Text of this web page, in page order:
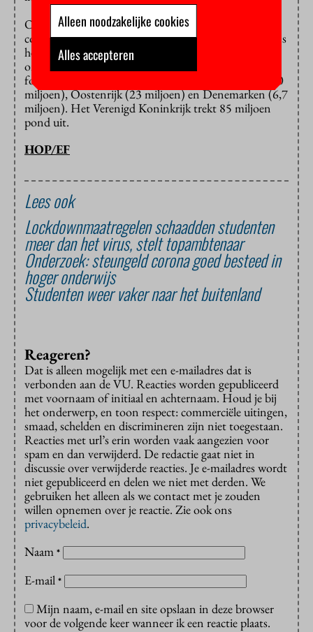
Ook andere Europese landen investeren in
coronaonderzoek. Duitsland bijvoorbeeld
volgens
het kabinet 150 miljoen euro beschikbaar voor
onderzoek bij medische universiteiten. Er wordt ook
fors geïnvesteerd in Frankrijk (50 miljoen), Spanje (30
miljoen), Oostenrijk (23 miljoen) en Denemarken (6,7
miljoen). Het Verenigd Koninkrijk trekt 85 miljoen
pond uit.
HOP/EF
Lees ook
Lockdownmaatregelen schaadden studenten
meer dan het virus, stelt topambtenaar
Onderzoek: steungeld corona goed besteed in
hoger onderwijs
Studenten weer vaker naar het buitenland
Reageren?
Dat is alleen mogelijk met een e-mailadres dat is
verbonden aan de VU. Reacties worden gepubliceerd
met voornaam of initiaal en achternaam. Houd je bij
het onderwerp, en toon respect: commerciële uitingen,
smaad, schelden en discrimineren zijn niet toegestaan.
Reacties met url’s erin worden vaak aangezien voor
spam en dan verwijderd. De redactie gaat niet in
discussie over verwijderde reacties. Je e-mailadres wordt
niet gepubliceerd en delen we niet met derden. We
gebruiken het alleen als we contact met je zouden
willen opnemen over je reactie. Zie ook ons
privacybeleid.
Naam *
E-mail *
Mijn naam, e-mail en site opslaan in deze browser
voor de volgende keer wanneer ik een reactie plaats.
Alleen noodzakelijke cookies
Alles accepteren